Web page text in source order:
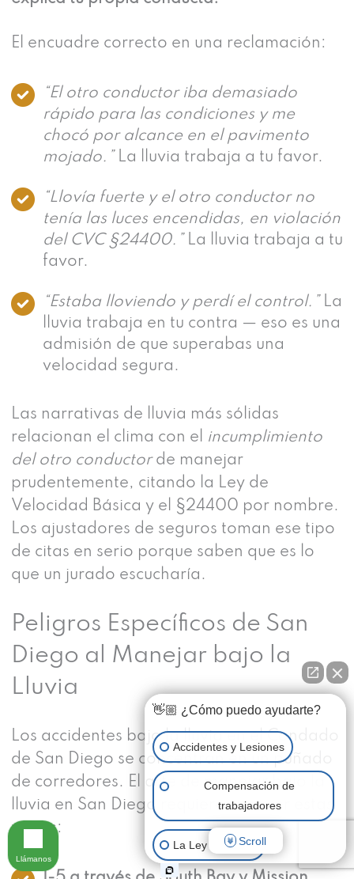
El encuadre correcto en una reclamación:
“El otro conductor iba demasiado
rápido para las condiciones y me
chocó por alcance en el pavimento
mojado.”
La lluvia trabaja a tu favor.
“Llovía fuerte y el otro conductor no
tenía las luces encendidas, en violación
del CVC §24400.”
La lluvia trabaja a tu
favor.
“Estaba lloviendo y perdí el control.”
La
lluvia trabaja en tu contra — eso es una
admisión de que superabas una
velocidad segura.
Las narrativas de lluvia más sólidas
relacionan el clima con el incumplimiento
del otro conductorde manejar
prudentemente, citando la Ley de
Velocidad Básica y el §24400 por nombre.
Los ajustadores de seguros toman ese tipo
de citas en serio porque saben que es lo
que un jurado escucharía.
Peligros Específicos de San
Diego al Manejar bajo la
Lluvia
Los accidentes bajo la lluvia en el Condado
de San Diego se concentran en un puñado
de corredores. El arte de manejar bajo la
lluvia en San Diego requiere conocer estas
zonas:
👋🏼 ¿Cómo puedo ayudarte?
Accidentes y Lesiones
Compensación de
trabajadores
La Ley de Limón
Scroll
Llámanos